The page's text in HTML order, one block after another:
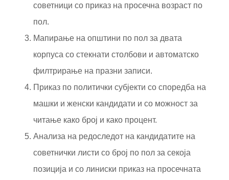
советници со приказ на просечна возраст по
пол.
Мапирање на општини по пол за двата
корпуса со стекнати столбови и автоматско
филтрирање на празни записи.
Приказ по политички субјекти со споредба на
машки и женски кандидати и со можност за
читање како број и како процент.
Анализа на редоследот на кандидатите на
советнички листи со број по пол за секоја
позиција и со линиски приказ на просечната